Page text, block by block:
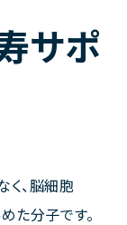
サポ
、脳細胞
た分子です。